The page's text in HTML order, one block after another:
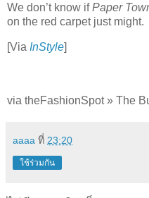
We don’t know ifPaper
on the red carpet just might.
[Via InStyle]
via theFashionSpot » The
aaaa ที่ 23:20
ใช้ร่วมกัน